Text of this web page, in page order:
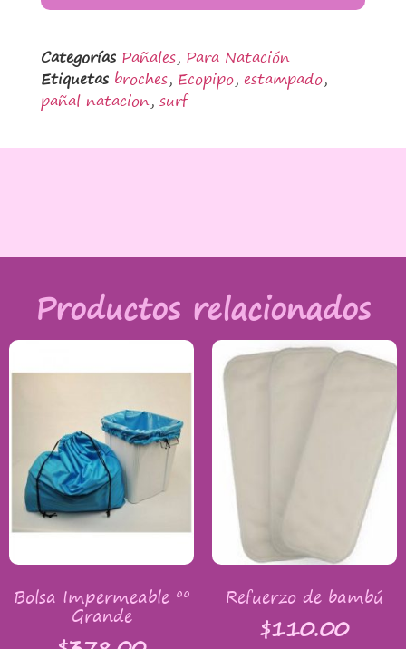
Categorías Pañales, Para Natación
Etiquetas broches, Ecopipo, estampado,
pañal natacion, surf
Productos relacionados
Bolsa Impermeable ºº
Grande
Refuerzo de bambú
$110.00